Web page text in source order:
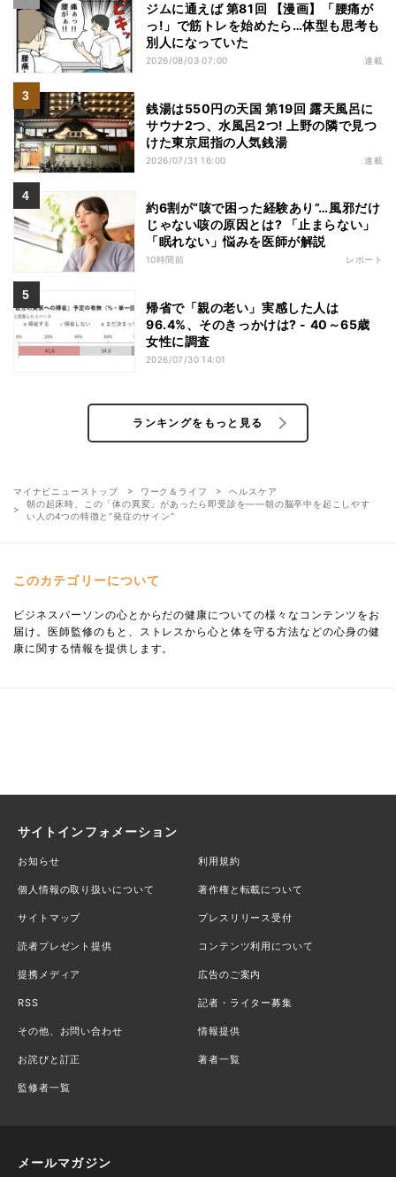
ジムに通えば 第81回 【漫画】「腰痛が
っ!」で筋トレを始めたら…体型も思考も
別人になっていた
2026/08/03 07:00 連載
銭湯は550円の天国 第19回 露天風呂に
サウナ2つ、水風呂2つ! 上野の隣で見つ
けた東京屈指の人気銭湯
2026/07/31 16:00 連載
約6割が“咳で困った経験あり”…風邪だけ
じゃない咳の原因とは? 「止まらない」
「眠れない」悩みを医師が解説
10時間前 レポート
帰省で「親の老い」実感した人は
96.4%、そのきっかけは? - 40～65歳
女性に調査
2026/07/30 14:01
ランキングをもっと見る
マイナビニューストップ ワーク＆ライフ
ヘルスケア
朝の起床時、この「体の異変」があったら即受診を――朝の脳卒中を起こしやす
い人の4つの特徴と“発症のサイン”
このカテゴリーについて
ビジネスパーソンの心とからだの健康についての様々なコンテンツをお
届け。医師監修のもと、ストレスから心と体を守る方法などの心身の健
康に関する情報を提供します。
サイトインフォメーション
お知らせ 利用規約
個人情報の取り扱いについて 著作権と転載について
サイトマップ プレスリリース受付
読者プレゼント提供 コンテンツ利用について
提携メディア 広告のご案内
RSS 記者・ライター募集
その他、お問い合わせ 情報提供
お詫びと訂正 著者一覧
監修者一覧
メールマガジン